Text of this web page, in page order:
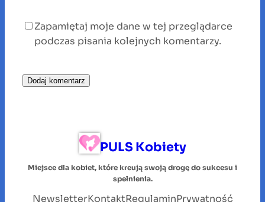
Zapamiętaj moje dane w tej przeglądarce
podczas pisania kolejnych komentarzy.
PULS Kobiety
Miejsce dla kobiet, które kreują swoją drogę do sukcesu i
spełnienia.
NewsletterKontaktRegulaminPrywatność